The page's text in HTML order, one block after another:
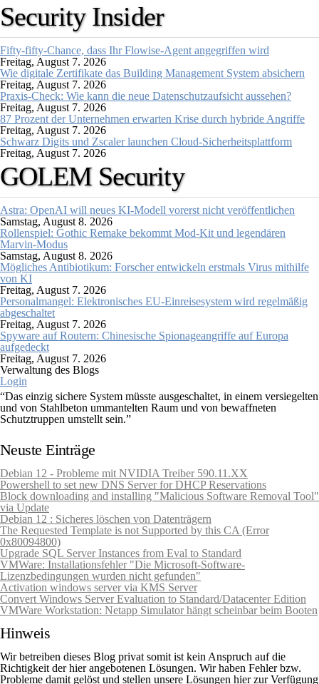
Security Insider
Fifty-fifty-Chance, dass Ihr Flowise-Agent angegriffen wird
Freitag, August 7. 2026
Wie digitale Zertifikate das Building Management System absichern
Freitag, August 7. 2026
Praxis-Check: Wie kann die neue Datenschutzaufsicht aussehen?
Freitag, August 7. 2026
87 Prozent der Unternehmen erwarten Krise durch hybride Angriffe
Freitag, August 7. 2026
Schwarz Digits und Zscaler launchen Cloud-Sicherheitsplattform
Freitag, August 7. 2026
GOLEM Security
Astra: OpenAI will neues KI-Modell vorerst nicht veröffentlichen
Samstag, August 8. 2026
Rollenspiel: Gothic Remake bekommt Mod-Kit und legendären
Marvin-Modus
Samstag, August 8. 2026
Mögliches Antibiotikum: Forscher entwickeln erstmals Virus mithilfe
von KI
Freitag, August 7. 2026
Personalmangel: Elektronisches EU-Einreisesystem wird regelmäßig
abgeschaltet
Freitag, August 7. 2026
Spyware auf Routern: Chinesische Spionageangriffe auf Europa
aufgedeckt
Freitag, August 7. 2026
Verwaltung des Blogs
Login
“Das einzig sichere System müsste ausgeschaltet, in einem versiegelten
und von Stahlbeton ummantelten Raum und von bewaffneten
Schutztruppen umstellt sein.”
Neuste Einträge
Debian 12 - Probleme mit NVIDIA Treiber 590.11.XX
Powershell to set new DNS Server for DHCP Reservations
Block downloading and installing "Malicious Software Removal Tool"
via Update
Debian 12 : Sicheres löschen von Datenträgern
The Requested Template is not Supported by this CA (Error
0x80094800)
Upgrade SQL Server Instances from Eval to Standard
VMWare: Installationsfehler "Die Microsoft-Software-
Lizenzbedingungen wurden nicht gefunden"
Activation windows server via KMS Server
Convert Windows Server Evaluation to Standard/Datacenter Edition
VMWare Workstation: Netapp Simulator hängt scheinbar beim Booten
Hinweis
Wir betreiben dieses Blog privat somit ist kein Anspruch auf die
Richtigkeit der hier angebotenen Lösungen. Wir haben Fehler bzw.
Probleme damit gelöst und stellen unsere Lösungen hier zur Verfügung